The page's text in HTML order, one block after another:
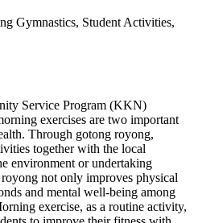
Gymnastics, Student Activities,
Service Program (KKN)
exercises are two important
Through gotong royong,
together with the local
environment or undertaking
not only improves physical
and mental well-being among
exercise, as a routine activity,